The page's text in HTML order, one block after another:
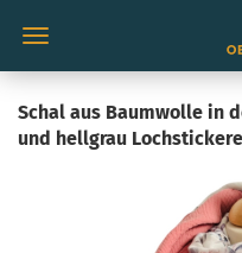
Schal aus Baumwolle in
und hellgrau